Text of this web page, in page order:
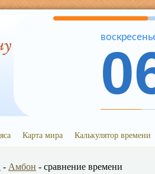
Карта мира Калькулятор времени
- Амбон - сравнение времени